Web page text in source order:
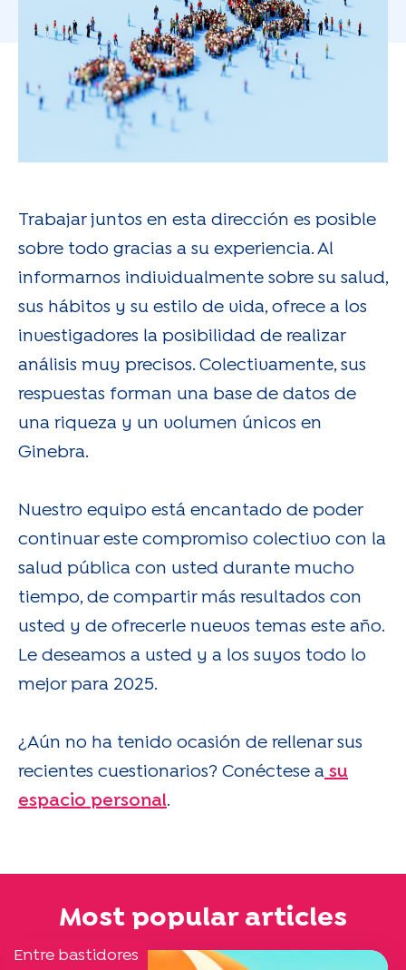
Trabajar juntos en esta dirección es posible
sobre todo gracias a su experiencia. Al
informarnos individualmente sobre su salud,
sus hábitos y su estilo de vida, ofrece a los
investigadores la posibilidad de realizar
análisis muy precisos. Colectivamente, sus
respuestas forman una base de datos de
una riqueza y un volumen únicos en
Ginebra.
Nuestro equipo está encantado de poder
continuar este compromiso colectivo con la
salud pública con usted durante mucho
tiempo, de compartir más resultados con
usted y de ofrecerle nuevos temas este año.
Le deseamos a usted y a los suyos todo lo
mejor para 2025.
¿Aún no ha tenido ocasión de rellenar sus
recientes cuestionarios? Conéctese a su
espacio personal.
Most popular articles
Entre bastidores